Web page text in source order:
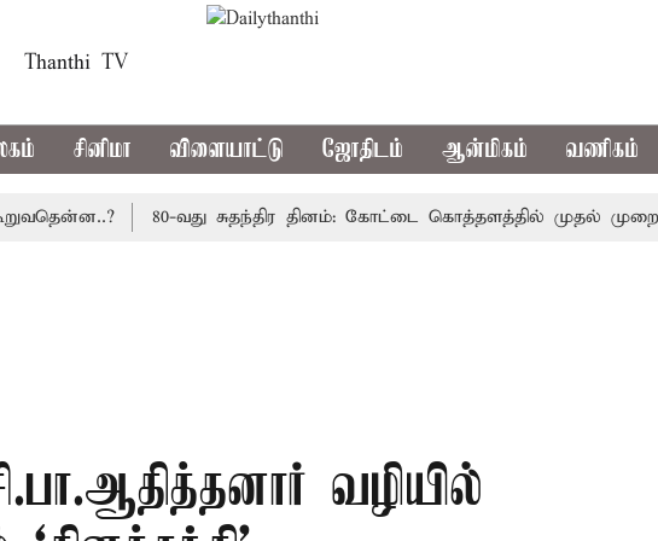
Thanthi TV
சினிமா விளையாட்டு ஜோதிடம் ஆன்மிகம் வணிகம்
80-வது சுதந்திர தினம்: கோட்டை கொத்தளத்தில் முதல் முறையாக
வழியில்